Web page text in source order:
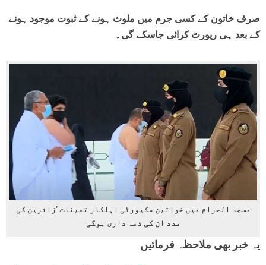
صرف خاتون کے کسی جرم میں ملوث ہونے کے ثبوت موجود ہونے
کے بعد ہی رپورٹ کرائی جاسکے گی۔
مسجد الحرام میں خواتین سکیورٹی اہلکار تعینات ’زائرین کی
مدد ان کی ذمہ داری ہوگی
یہ خبر بھی ملاحظہ فرمائیں